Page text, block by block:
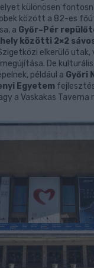
különösen
között a 82-es
a Győr–Pér
közötti 2×2
elkerülő utak,
De
például a Győri
Egyetem
a Vaskakas Taverna